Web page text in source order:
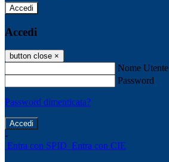
Accedi
Accedi
button close ×
Nome Utente
Password
Password dimenticata?
-
Entra con SPID Entra con CIE